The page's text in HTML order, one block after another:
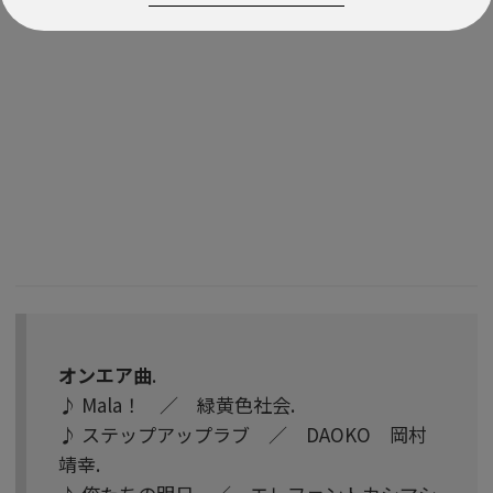
オンエア曲.
♪ Mala！ ／ 緑黄色社会.
♪ ステップアップラブ ／ DAOKO 岡村
靖幸.